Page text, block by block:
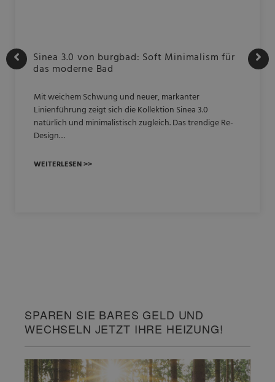
Sinea 3.0 von burgbad: Soft Minimalism für
das moderne Bad
Mit weichem Schwung und neuer, markanter
Linienführung zeigt sich die Kollektion Sinea 3.0
natürlich und minimalistisch zugleich. Das trendige Re-
Design…
WEITERLESEN >>
SPAREN SIE BARES GELD UND
WECHSELN JETZT IHRE HEIZUNG!